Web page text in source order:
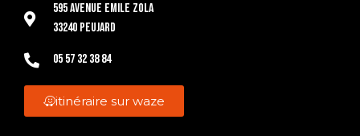
595 Avenue Emile Zola
33240 Peujard
05 57 32 38 84
itinéraire sur waze